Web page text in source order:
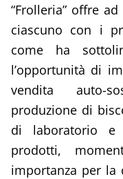
“Frolleria” offre
ciascuno con i
come ha
l’opportunità di
vendita auto-
produzione di
di laboratorio
prodotti,
importanza per la